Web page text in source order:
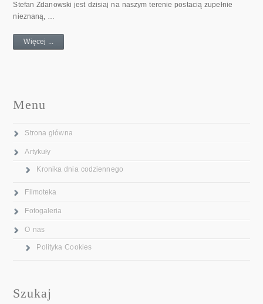
Stefan Zdanowski jest dzisiaj na naszym terenie postacią zupełnie
nieznaną, …
Więcej ...
Menu
Strona główna
Artykuły
Kronika dnia codziennego
Filmoteka
Fotogaleria
O nas
Polityka Cookies
Szukaj